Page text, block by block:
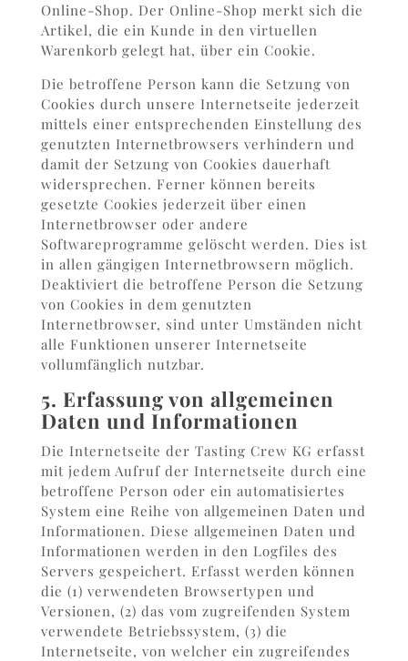
Online-Shop. Der Online-Shop merkt sich die
Artikel, die ein Kunde in den virtuellen
Warenkorb gelegt hat, über ein Cookie.
Die betroffene Person kann die Setzung von
Cookies durch unsere Internetseite jederzeit
mittels einer entsprechenden Einstellung des
genutzten Internetbrowsers verhindern und
damit der Setzung von Cookies dauerhaft
widersprechen. Ferner können bereits
gesetzte Cookies jederzeit über einen
Internetbrowser oder andere
Softwareprogramme gelöscht werden. Dies ist
in allen gängigen Internetbrowsern möglich.
Deaktiviert die betroffene Person die Setzung
von Cookies in dem genutzten
Internetbrowser, sind unter Umständen nicht
alle Funktionen unserer Internetseite
vollumfänglich nutzbar.
5. Erfassung von allgemeinen
Daten und Informationen
Die Internetseite der Tasting Crew KG erfasst
mit jedem Aufruf der Internetseite durch eine
betroffene Person oder ein automatisiertes
System eine Reihe von allgemeinen Daten und
Informationen. Diese allgemeinen Daten und
Informationen werden in den Logfiles des
Servers gespeichert. Erfasst werden können
die (1) verwendeten Browsertypen und
Versionen, (2) das vom zugreifenden System
verwendete Betriebssystem, (3) die
Internetseite, von welcher ein zugreifendes